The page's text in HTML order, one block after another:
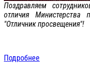
Поздравляем
отличия Министерства
"Отличник просвещения"!
Подробнее